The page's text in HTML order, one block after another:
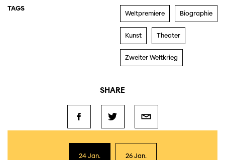
TAGS
Weltpremiere Biographie
Kunst Theater
Zweiter Weltkrieg
SHARE
24 Jan. 26 Jan.